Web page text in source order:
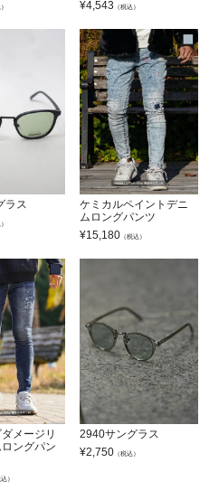
¥4,543 （税込）
ラス
ケミカルペイントデニ
ムロングパンツ
¥15,180 （税込）
メージリ
ングパン
）
2940サングラス
¥2,750 （税込）